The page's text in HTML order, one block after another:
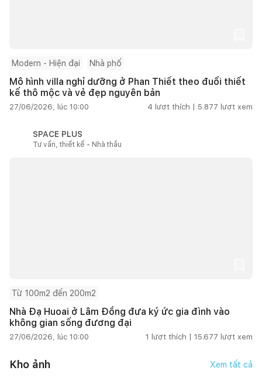
Modern - Hiện đại Nhà phố
Mô hình villa nghỉ dưỡng ở Phan Thiết theo đuổi thiết
kế thô mộc và vẻ đẹp nguyên bản
27/06/2026, lúc 10:00 4 lượt thích | 5.877 lượt xem
SPACE PLUS
Tư vấn, thiết kế - Nhà thầu
Từ 100m2 đến 200m2
Nhà Đạ Huoai ở Lâm Đồng đưa ký ức gia đình vào
không gian sống đương đại
27/06/2026, lúc 10:00 1 lượt thích | 15.677 lượt xem
Kho ảnh Xem tất cả